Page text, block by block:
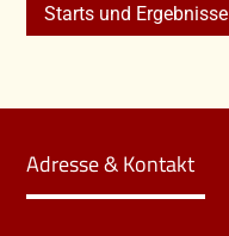
Starts und Ergebnisse
Adresse & Kontakt